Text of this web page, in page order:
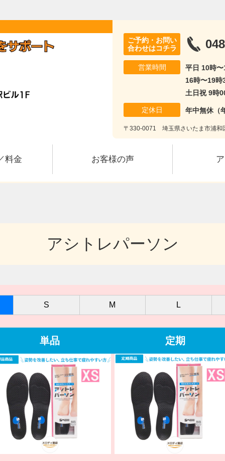
ご予約・お問い
合わせはコチラ
営業時間
平日 10時
16時〜19時
土日祝 9時
定休日 年中無休（
〒330-0071 埼玉県さいたま市浦和
料金 お客様の声
アシトレパーソン
S M L
単品 定期